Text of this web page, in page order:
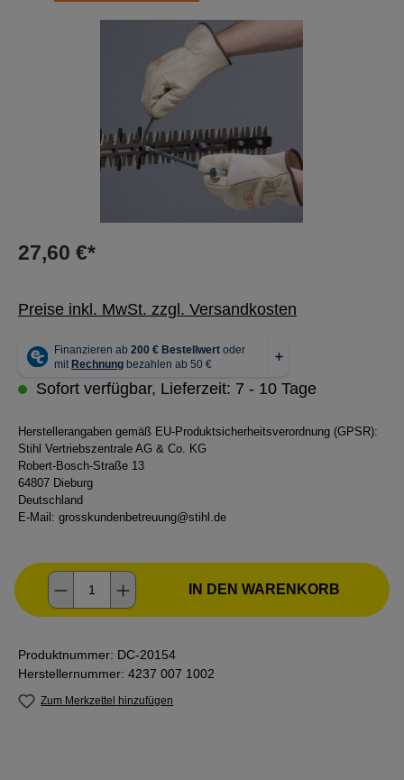
27,60 €*
Preise inkl. MwSt. zzgl. Versandkosten
Sofort verfügbar, Lieferzeit: 7 - 10 Tage
Herstellerangaben gemäß EU-Produktsicherheitsverordnung (GPSR):
Stihl Vertriebszentrale AG & Co. KG
Robert-Bosch-Straße 13
64807 Dieburg
Deutschland
E-Mail: grosskundenbetreuung@stihl.de
Produkt Anzahl: Gib den gewünschten
IN DEN WARENKORB
Produktnummer: DC-20154
Herstellernummer: 4237 007 1002
Zum Merkzettel hinzufügen